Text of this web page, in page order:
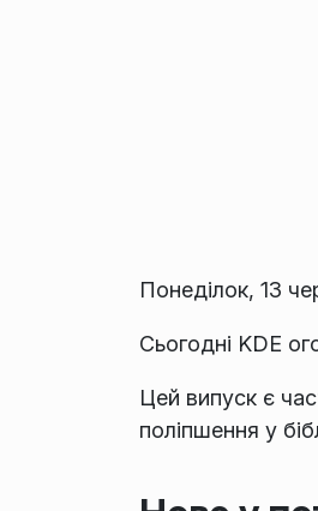
Понеділок, 13
Сьогодні KDE
Цей випуск є
поліпшення у